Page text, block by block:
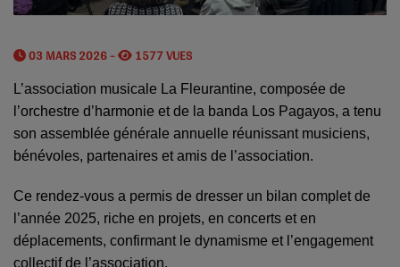
03 MARS 2026 - 1577 VUES
L’association musicale La Fleurantine, composée de
l’orchestre d’harmonie et de la banda Los Pagayos, a tenu
son assemblée générale annuelle réunissant musiciens,
bénévoles, partenaires et amis de l’association.
Ce rendez-vous a permis de dresser un bilan complet de
l’année 2025, riche en projets, en concerts et en
déplacements, confirmant le dynamisme et l’engagement
collectif de l’association.